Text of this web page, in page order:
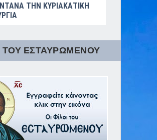
ΤΗΝ ΚΥΡΙΑΚΑΤΙΚΗ
ΤΟΥ ΕΣΤΑΥΡΩΜΕΝΟΥ